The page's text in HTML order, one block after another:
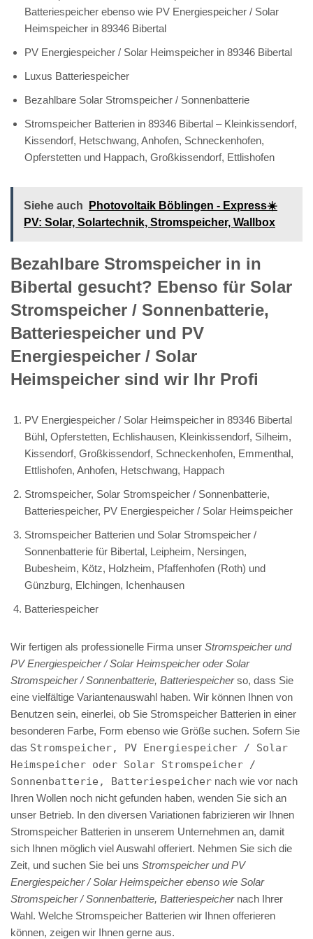
Batteriespeicher ebenso wie PV Energiespeicher / Solar
Heimspeicher in 89346 Bibertal
PV Energiespeicher / Solar Heimspeicher in 89346 Bibertal
Luxus Batteriespeicher
Bezahlbare Solar Stromspeicher / Sonnenbatterie
Stromspeicher Batterien in 89346 Bibertal – Kleinkissendorf,
Kissendorf, Hetschwang, Anhofen, Schneckenhofen,
Opferstetten und Happach, Großkissendorf, Ettlishofen
Siehe auch
Photovoltaik Böblingen - Express☀️
PV️: Solar, Solartechnik, Stromspeicher, Wallbox
Bezahlbare Stromspeicher in in
Bibertal gesucht? Ebenso für Solar
Stromspeicher / Sonnenbatterie,
Batteriespeicher und PV
Energiespeicher / Solar
Heimspeicher sind wir Ihr Profi
PV Energiespeicher / Solar Heimspeicher in 89346 Bibertal
Bühl, Opferstetten, Echlishausen, Kleinkissendorf, Silheim,
Kissendorf, Großkissendorf, Schneckenhofen, Emmenthal,
Ettlishofen, Anhofen, Hetschwang, Happach
Stromspeicher, Solar Stromspeicher / Sonnenbatterie,
Batteriespeicher, PV Energiespeicher / Solar Heimspeicher
Stromspeicher Batterien und Solar Stromspeicher /
Sonnenbatterie für Bibertal, Leipheim, Nersingen,
Bubesheim, Kötz, Holzheim, Pfaffenhofen (Roth) und
Günzburg, Elchingen, Ichenhausen
Batteriespeicher
Wir fertigen als professionelle Firma unser Stromspeicher und
PV Energiespeicher / Solar Heimspeicher oder Solar
Stromspeicher / Sonnenbatterie, Batteriespeicherso, dass Sie
eine vielfältige Variantenauswahl haben. Wir können Ihnen von
Benutzen sein, einerlei, ob Sie Stromspeicher Batterien in einer
besonderen Farbe, Form ebenso wie Größe suchen. Sofern Sie
das Stromspeicher, PV Energiespeicher / Solar
Heimspeicher oder Solar Stromspeicher /
Sonnenbatterie, Batteriespeicher nach wie vor nach
Ihren Wollen noch nicht gefunden haben, wenden Sie sich an
unser Betrieb. In den diversen Variationen fabrizieren wir Ihnen
Stromspeicher Batterien in unserem Unternehmen an, damit
sich Ihnen möglich viel Auswahl offeriert. Nehmen Sie sich die
Zeit, und suchen Sie bei uns Stromspeicher und PV
Energiespeicher / Solar Heimspeicher ebenso wie Solar
Stromspeicher / Sonnenbatterie, Batteriespeichernach Ihrer
Wahl. Welche Stromspeicher Batterien wir Ihnen offerieren
können, zeigen wir Ihnen gerne aus.